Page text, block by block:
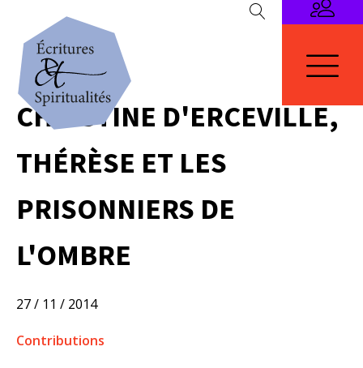
CHRISTINE D'ERCEVILLE,
THÉRÈSE ET LES
PRISONNIERS DE
L'OMBRE
27 / 11 / 2014
Contributions